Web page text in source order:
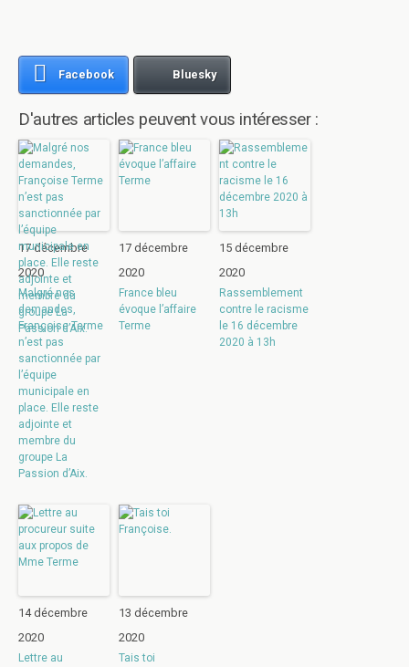
Facebook Bluesky
D'autres articles peuvent vous intéresser :
17 décembre
2020
Malgré nos
demandes,
Françoise Terme
n’est pas
sanctionnée par
l’équipe
municipale en
place. Elle reste
adjointe et
membre du
groupe La
Passion d’Aix.
17 décembre
2020
France bleu
évoque l’affaire
Terme
15 décembre
2020
Rassemblement
contre le racisme
le 16 décembre
2020 à 13h
14 décembre
2020
Lettre au
13 décembre
2020
Tais toi